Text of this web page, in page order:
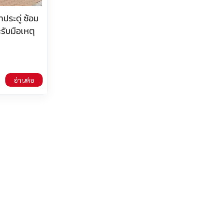
ประดู่ ซ้อม
บมือเหตุ
อ่านต่อ